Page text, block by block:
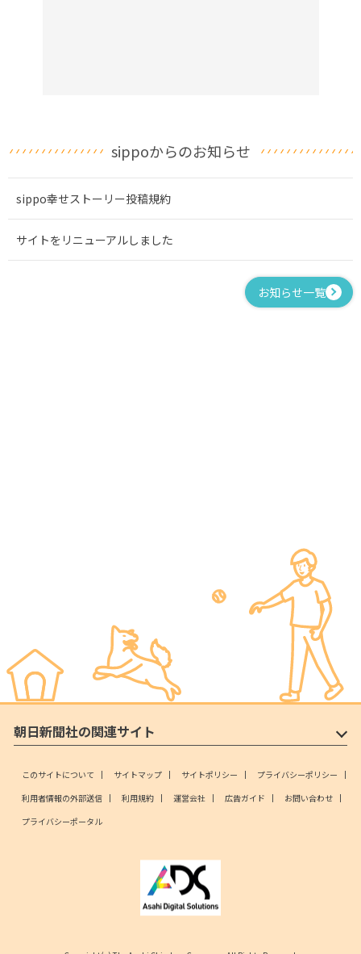
sippoからのお知らせ
sippo幸せストーリー投稿規約
サイトをリニューアルしました
お知らせ一覧
朝日新聞社の関連サイト
このサイトについて サイトマップ サイトポリシー
プライバシーポリシー
利用者情報の外部送信
利用規約 運営会社 広告ガイド
お問い合わせ
プライバシーポータル